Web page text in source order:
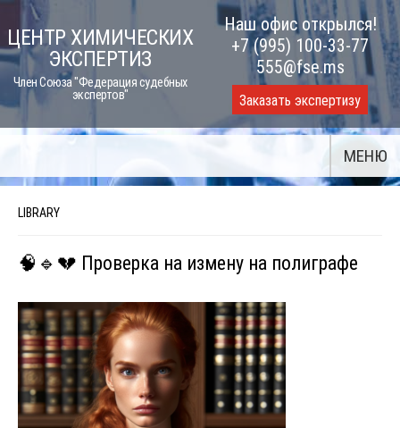
Skip
to
content
ЦЕНТР ХИМИЧЕСКИХ
ЭКСПЕРТИЗ
Член Союза "Федерация судебных
экспертов"
Наш офис открылся!
+7 (995) 100-33-77
555@fse.ms
Заказать экспертизу
МЕНЮ
LIBRARY
🧠🔹💔 Проверка на измену на полиграфе